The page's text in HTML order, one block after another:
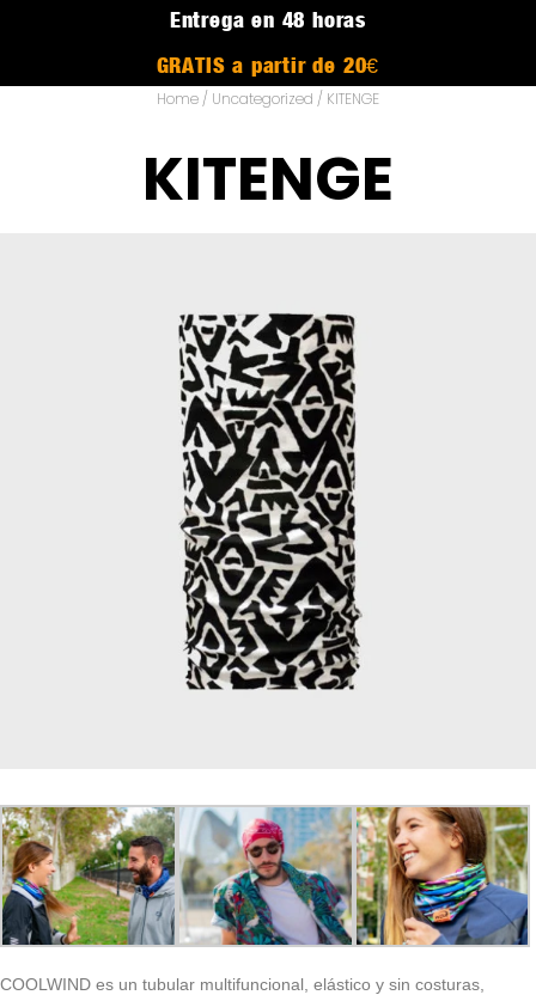
Entrega en 48 horas
GRATIS a partir de 20€
Home / Uncategorized / KITENGE
KITENGE
COOLWIND es un tubular multifuncional, elástico y sin costuras,